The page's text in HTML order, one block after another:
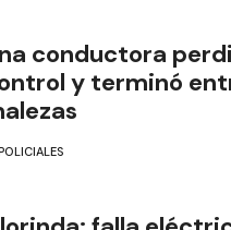
conductora
y terminó